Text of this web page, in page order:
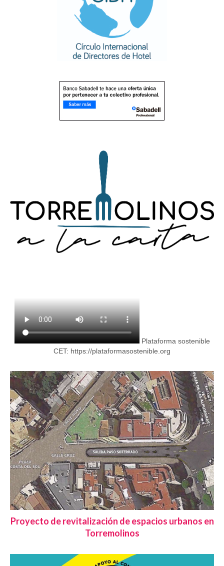
Plataforma sostenible
CET: https://plataformasostenible.org
Proyecto de revitalización de espacios urbanos en
Torremolinos